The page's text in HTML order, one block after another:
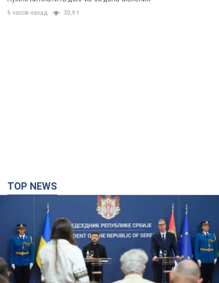
"Мы благодарны, но этого недостаточно":
Зеленский призвал ужесточить санкции против
России
Президент поблагодарил европейских партнеров за
финансовую поддержку
3 часа назад 38,9 т.